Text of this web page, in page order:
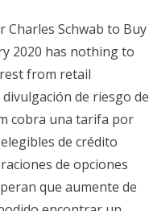
Charles Schwab to Buy
2020 has nothing to
from retail
de riesgo de
cobra una tarifa por
de crédito
de opciones
que aumente de